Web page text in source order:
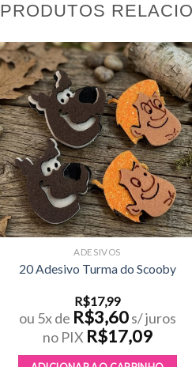
PRODUTOS
Adicionar
aos meus
desejos
ADESIVOS
20 Adesivo Turma do Scooby
R$17,99
ou 5x de R$3,60s/ juros
no PIX R$17,09